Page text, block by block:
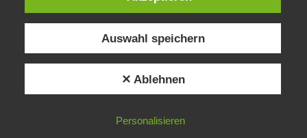
Auswahl speichern
✕ Ablehnen
Personalisieren